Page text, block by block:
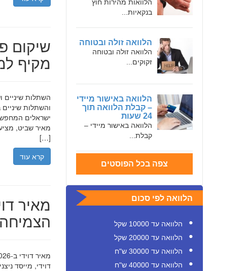
הלוואות מהירות חוץ
בנקאיות...
הלוואה זולה ובטוחה
הלוואה זולה ובטוחה
זקוקים...
הלוואה באישור מיידי
– קבלת הלוואה תוך
24 שעות
הלוואה באישור מיידי –
קבלת...
צפה בכל הפוסטים
הלוואה לפי סכום
הלוואה עד 10000 שקל
הלוואה עד 20000 שקל
הלוואה עד 30000 ש"ח
הלוואה עד 40000 ש"ח
שיקום
מקיף
והשתלות
ישראלים
מאיר שביט,
[…]
קרא עוד
מאיר
דוידי, מייסד